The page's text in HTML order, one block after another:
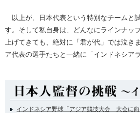
以上が、日本代表という特別なチームと
す。そして私自身は、どんなにラインナッ
上げてきても、絶対に「君が代」では泣き
ア代表の選手たちと一緒に「インドネシア
インドネシア野球「アジア競技大会 大会に向